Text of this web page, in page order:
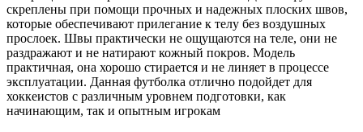
скреплены при помощи прочных и надежных плоских швов,
которые обеспечивают прилегание к телу без воздушных
прослоек. Швы практически не ощущаются на теле, они не
раздражают и не натирают кожный покров. Модель
практичная, она хорошо стирается и не линяет в процессе
эксплуатации. Данная футболка отлично подойдет для
хоккеистов с различным уровнем подготовки, как
начинающим, так и опытным игрокам